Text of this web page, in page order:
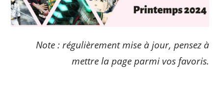
Note : régulièrement mise à jour, pensez à
mettre la page parmi vos favoris.